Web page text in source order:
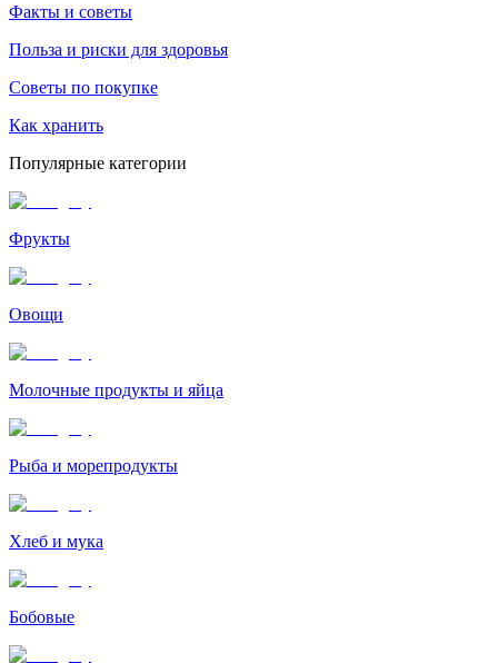
Факты и советы
Польза и риски для здоровья
Советы по покупке
Как хранить
Популярные категории
Фрукты
Овощи
Молочные продукты и яйца
Рыба и морепродукты
Хлеб и мука
Бобовые